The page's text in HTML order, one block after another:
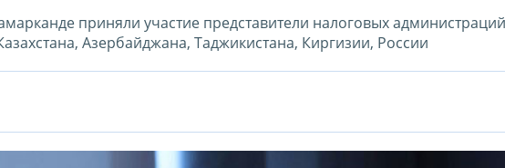
приняли участие представители налоговых
Азербайджана, Таджикистана, Киргизии, России